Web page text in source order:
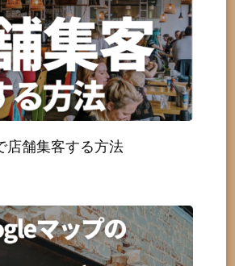
舗集客する方法